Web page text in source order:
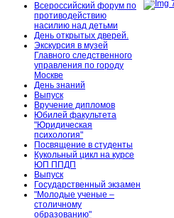
Всероссийский форум по
противодействию
насилию над детьми
День открытых дверей.
Экскурсия в музей
Главного следственного
управления по городу
Москве
День знаний
Выпуск
Вручение дипломов
Юбилей факультета
"Юридическая
психология"
Посвящение в студенты
Кукольный цикл на курсе
ЮП ППДП
Выпуск
Государственный экзамен
"Молодые ученые –
столичному
образованию"